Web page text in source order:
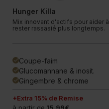
Hunger Killa
Mix innovant d'actifs pour aider à
rester rassasié plus longtemps.
doneCoupe-faim
doneGlucomannane & inosit.
doneGingembre & chrome
+Extra 15% de Remise
à partir de 15,99€